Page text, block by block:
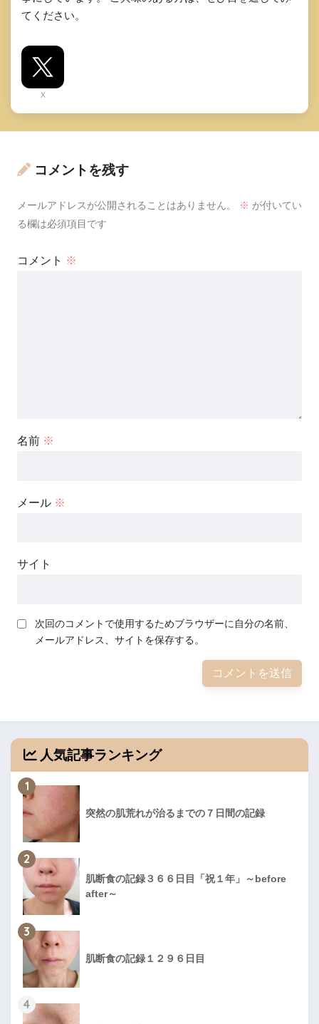
てください。
X
コメントを残す
メールアドレスが公開されることはありません。 ※ が付いてい
る欄は必須項目です
コメント ※
名前 ※
メール ※
サイト
次回のコメントで使用するためブラウザーに自分の名前、
メールアドレス、サイトを保存する。
人気記事ランキング
1
突然の肌荒れが治るまでの７日間の記録
2
肌断食の記録３６６日目「祝１年」～before
after～
3
肌断食の記録１２９６日目
4